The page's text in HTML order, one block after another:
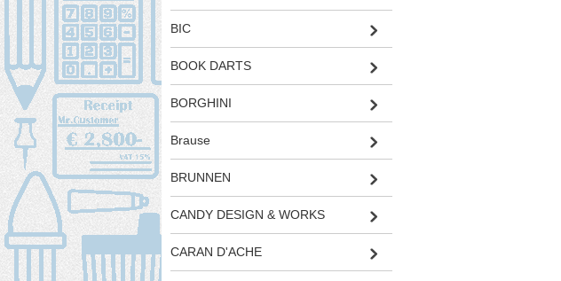
BIC
BOOK DARTS
BORGHINI
Brause
BRUNNEN
CANDY DESIGN & WORKS
CARAN D'ACHE